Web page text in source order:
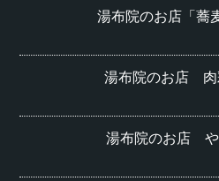
湯布院のお店「蕎
湯布院のお店 肉
湯布院のお店 や